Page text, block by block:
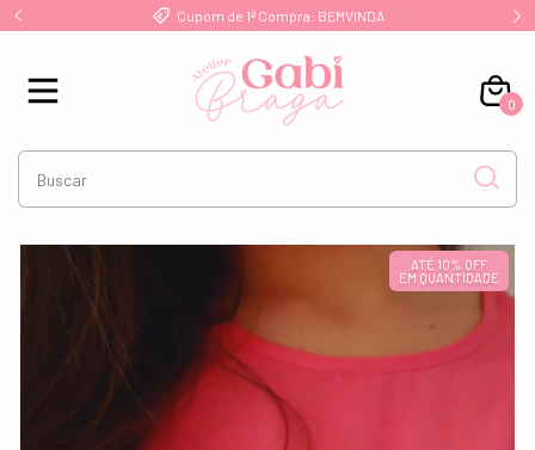
Cupom de 1ª Compra: BEMVINDA
0
ATÉ 10% OFF
EM QUANTIDADE